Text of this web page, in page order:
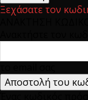
Ξεχάσατε τον